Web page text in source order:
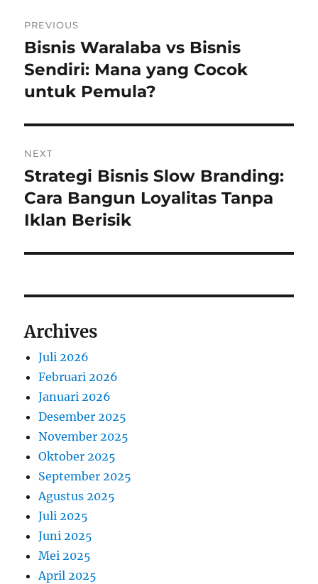
pos
PREVIOUS
Previous
post:
Bisnis Waralaba vs Bisnis
Sendiri: Mana yang Cocok
untuk Pemula?
NEXT
Next
post:
Strategi Bisnis Slow Branding:
Cara Bangun Loyalitas Tanpa
Iklan Berisik
Archives
Juli 2026
Februari 2026
Januari 2026
Desember 2025
November 2025
Oktober 2025
September 2025
Agustus 2025
Juli 2025
Juni 2025
Mei 2025
April 2025